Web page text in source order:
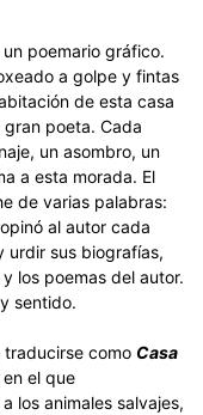
un poemario gráfico.
a golpe y fintas
de esta casa
poeta. Cada
un asombro, un
a esta morada. El
de varias palabras:
al autor cada
urdir sus biografías,
los poemas del autor.
sentido.
como Casa
el que
los animales salvajes,